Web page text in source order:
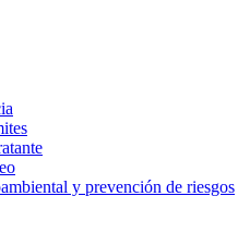
y prevención de riesgos